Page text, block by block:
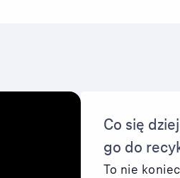
Co się
go do
To nie